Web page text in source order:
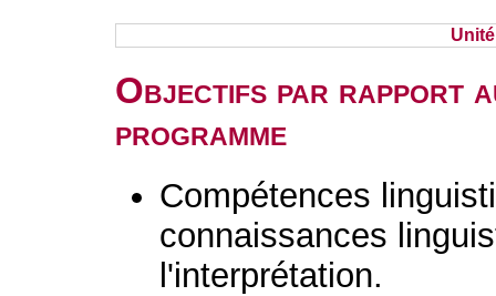
Objectifs par rapport
programme
Compétences
connaissances
l'interprétation.